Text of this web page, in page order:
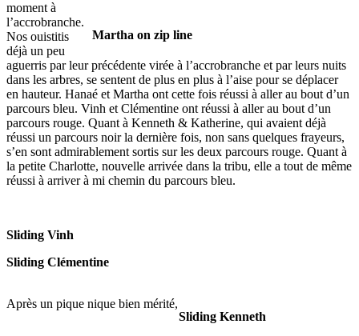
Martha on zip line
moment à
l’accrobranche.
Nos ouistitis
déjà un peu
aguerris par leur précédente virée à l’accrobranche et par leurs nuits
dans les arbres, se sentent de plus en plus à l’aise pour se déplacer
en hauteur. Hanaé et Martha ont cette fois réussi à aller au bout d’un
parcours bleu. Vinh et Clémentine ont réussi à aller au bout d’un
parcours rouge. Quant à Kenneth & Katherine, qui avaient déjà
réussi un parcours noir la dernière fois, non sans quelques frayeurs,
s’en sont admirablement sortis sur les deux parcours rouge. Quant à
la petite Charlotte, nouvelle arrivée dans la tribu, elle a tout de même
réussi à arriver à mi chemin du parcours bleu.
Sliding Vinh
Sliding Clémentine
Sliding Kenneth
Après un pique nique bien mérité,